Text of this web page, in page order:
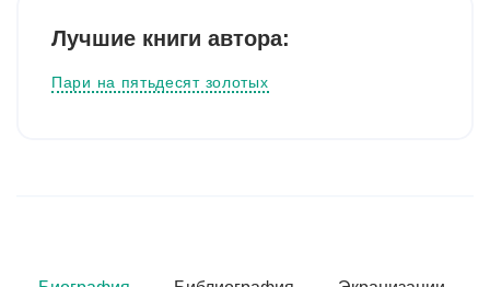
Лучшие книги автора:
Пари на пятьдесят золотых